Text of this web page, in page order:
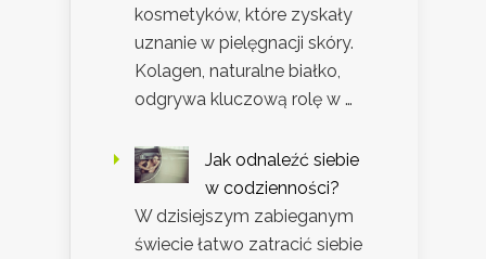
kosmetyków, które zyskały
uznanie w pielęgnacji skóry.
Kolagen, naturalne białko,
odgrywa kluczową rolę w …
Jak odnaleźć siebie
w codzienności?
W dzisiejszym zabieganym
świecie łatwo zatracić siebie